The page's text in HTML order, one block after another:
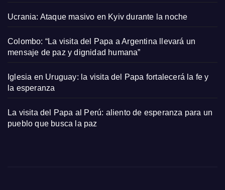
Ucrania: Ataque masivo en Kyiv durante la noche
Colombo: “La visita del Papa a Argentina llevará un
mensaje de paz y dignidad humana”
Iglesia en Uruguay: la visita del Papa fortalecerá la fe y
la esperanza
La visita del Papa al Perú: aliento de esperanza para un
pueblo que busca la paz